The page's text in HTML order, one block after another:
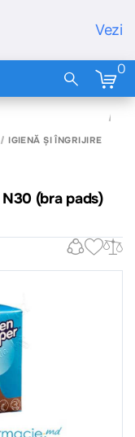
Vezi
0
IGIENĂ ȘI ÎNGRIJIRE
(bra pads)